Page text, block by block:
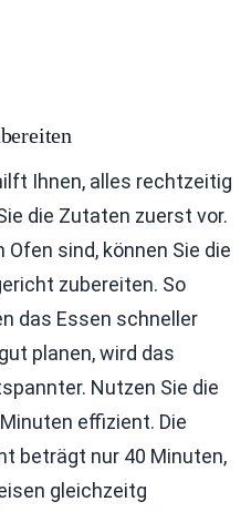
Ihnen, alles rechtzeitig
die Zutaten zuerst vor.
sind, können Sie die
zubereiten. So
das Essen schneller
planen, wird das
Nutzen Sie die
effizient. Die
beträgt nur 40 Minuten,
gleichzeitg